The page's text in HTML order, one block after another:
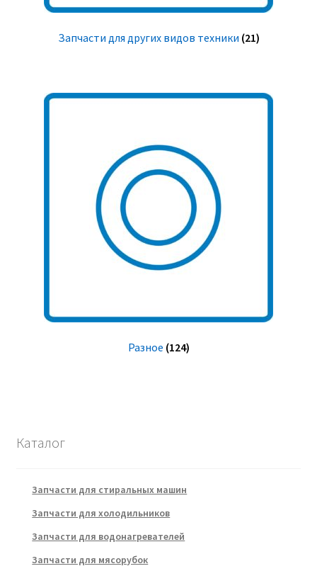
Запчасти для других видов техники (21)
Разное (124)
Каталог
Запчасти для стиральных машин
Запчасти для холодильников
Запчасти для водонагревателей
Запчасти для мясорубок